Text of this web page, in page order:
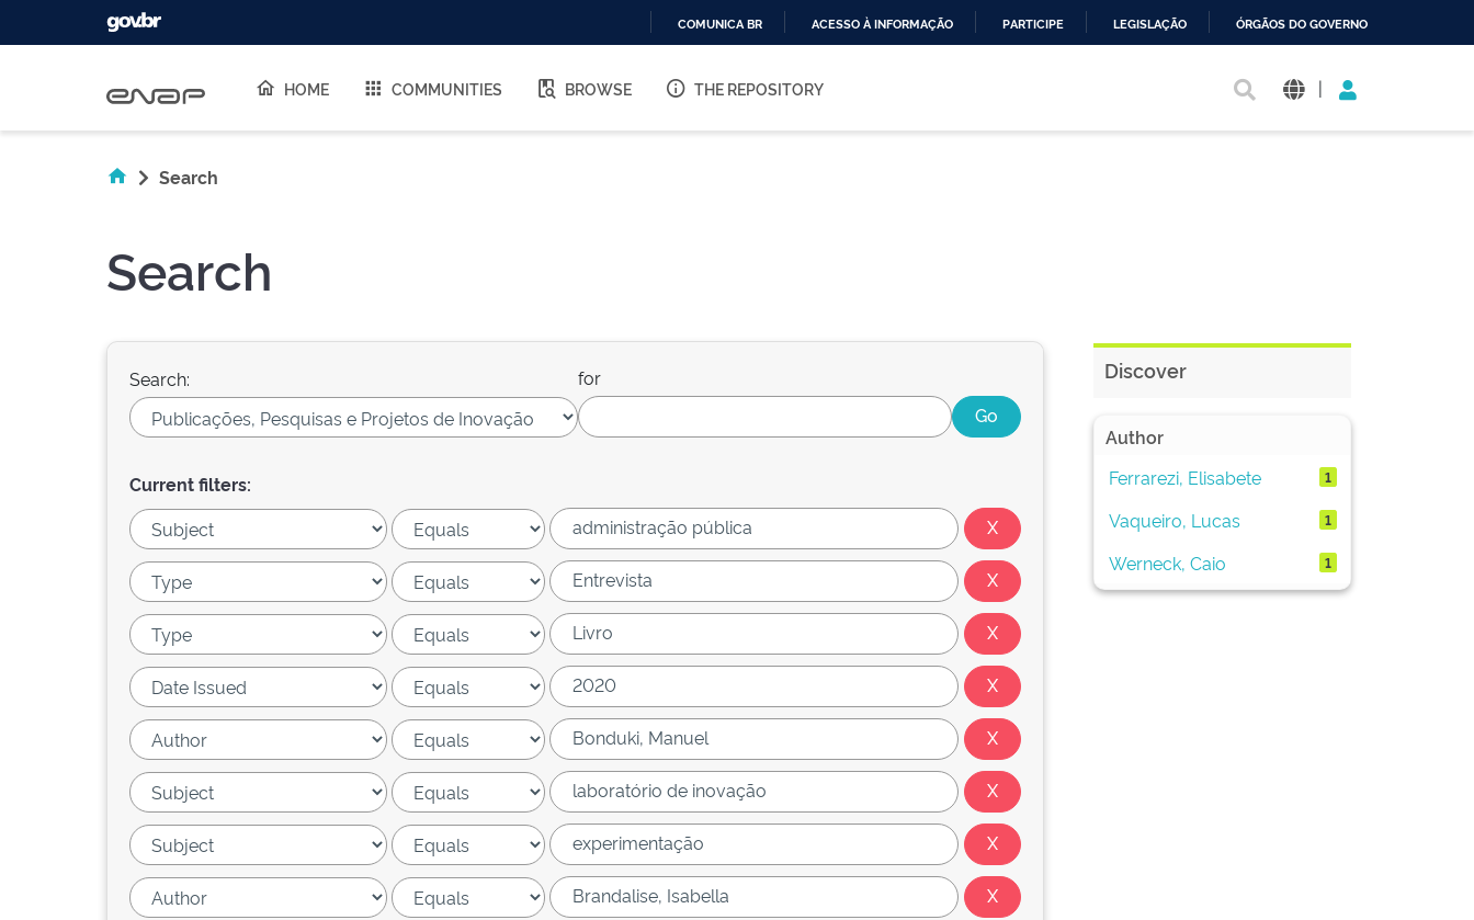
O
COMUNICA BR ACESSO À INFORMAÇÃO PARTICIPE LEGISLAÇÃO ÓRGÃOS DO GOVERNO
HOME COMMUNITIES BROWSE THE REPOSITORY |
Search
Search
Search: for
Current filters:
Discover
Author
Ferrarezi, Elisabete
1
Vaqueiro, Lucas 1
Werneck, Caio 1